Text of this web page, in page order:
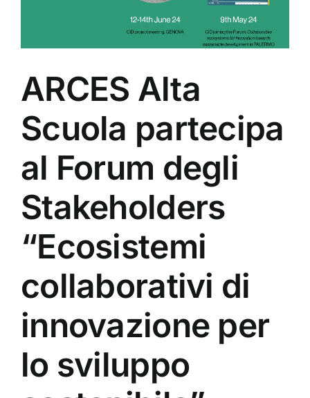
ARCES Alta
Scuola partecipa
al Forum degli
Stakeholders
“Ecosistemi
collaborativi di
innovazione per
lo sviluppo